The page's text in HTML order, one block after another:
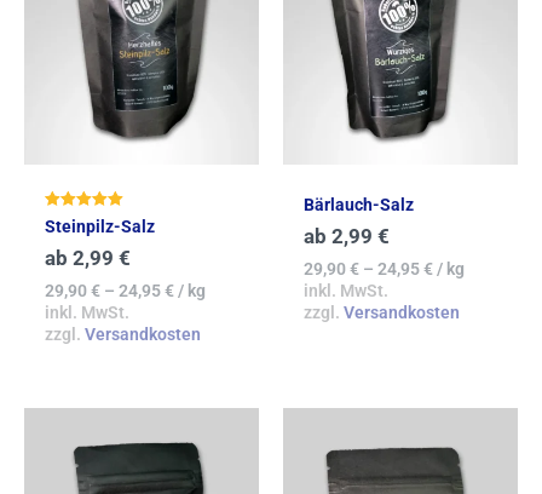
Bewertet mit
5.00
von 5
Steinpilz-Salz
ab 2,99 €
29,90€– 24,95€/ kg
inkl. MwSt.
zzgl. Versandkosten
Bärlauch-Salz
ab 2,99 €
29,90€– 24,95€/ kg
inkl. MwSt.
zzgl. Versandkosten